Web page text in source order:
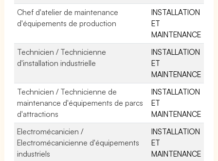
Chef d'atelier de maintenance
d'équipements de production
INSTALLATION
ET
MAINTENANCE
Technicien / Technicienne
d'installation industrielle
INSTALLATION
ET
MAINTENANCE
Technicien / Technicienne de
maintenance d'équipements de parcs
d'attractions
INSTALLATION
ET
MAINTENANCE
Electromécanicien /
Electromécanicienne d'équipements
industriels
INSTALLATION
ET
MAINTENANCE